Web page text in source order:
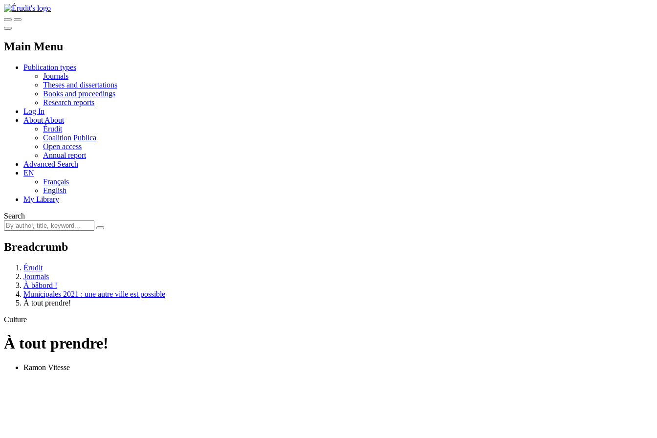
Main Menu
Publication types
Journals
Theses and dissertations
Books and proceedings
Research reports
Log In
About About
Érudit
Coalition Publica
Open access
Annual report
Advanced Search
EN
Français
English
My Library
Search
Breadcrumb
Érudit
Journals
À bâbord !
Municipales 2021 : une autre ville est possible
À tout prendre!
Culture
À tout prendre!
Ramon Vitesse